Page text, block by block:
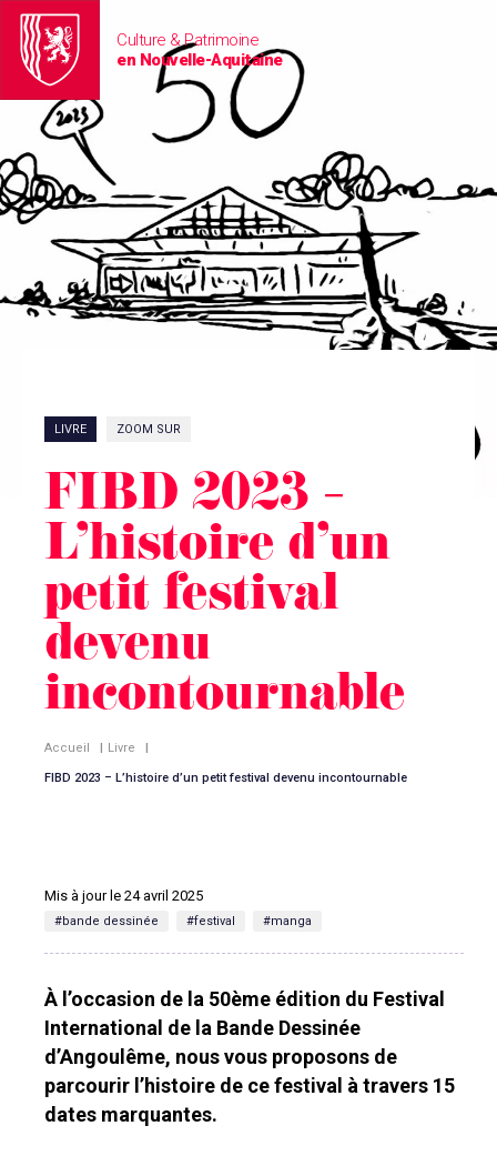
Culture & Patrimoine
en Nouvelle-Aquitaine
LIVRE ZOOM SUR
FIBD 2023 –
L’histoire d’un
petit festival
devenu
incontournable
Accueil | Livre |
FIBD 2023 – L’histoire d’un petit festival devenu incontournable
Mis à jour le 24 avril 2025
#bande dessinée #festival #manga
À l’occasion de la 50ème édition du Festival
International de la Bande Dessinée
d’Angoulême, nous vous proposons de
parcourir l’histoire de ce festival à travers 15
dates marquantes.